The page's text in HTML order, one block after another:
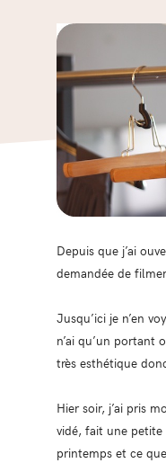
Depuis que j’ai
demandée de
Jusqu’ici je n’en
n’ai qu’un portant
très esthétique
Hier soir, j’ai pris
vidé, fait une
printemps et ce